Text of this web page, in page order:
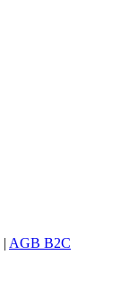
| AGB B2C